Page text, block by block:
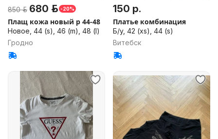
850 р. 680 р. -20%
Плащ кожа новый р 44-48
Новое, 44 (s), 46 (m), 48 (l)
Гродно
150 р.
Платье комбинация
Б/у, 42 (xs), 44 (s)
Витебск